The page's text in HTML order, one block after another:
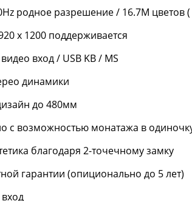
родное разрешение / 16.7M цветов
x 1200 поддерживается
вход / USB KB / MS
динамики
до 480мм
с возможностью монатажа в
благодаря 2-точечному замку
гарантии (опиционально до 5 лет)